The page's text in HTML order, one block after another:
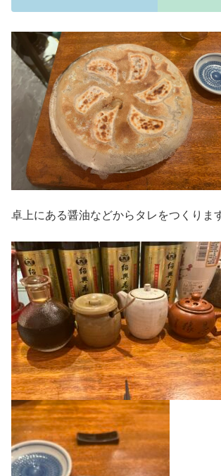
卓上にある醤油などからタレをつくりま